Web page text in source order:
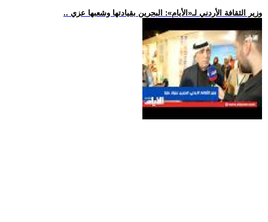
.. وزير الثقافة الأردني لـ«الأيام»: البحرين بقيادتها وشعبها عزي